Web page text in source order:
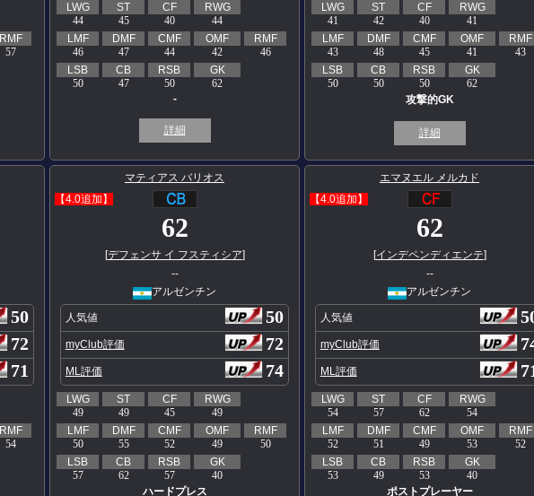
RMF
57
LWG
44
ST
45
CF
40
RWG
44
LMF
46
DMF
47
CMF
44
OMF
42
RMF
46
LSB
50
CB
47
RSB
50
GK
62
-
詳細
LWG
41
ST
42
CF
40
RWG
41
LMF
43
DMF
48
CMF
45
OMF
41
RMF
43
LSB
50
CB
50
RSB
50
GK
62
攻撃的GK
詳細
50
72
71
RMF
54
マティアス バリオス
【4.0追加】
62
[デフェンサ イ フスティシア]
--
アルゼンチン
人気値 50
myClub評価 72
ML評価 74
LWG
49
ST
49
CF
45
RWG
49
LMF
50
DMF
55
CMF
52
OMF
49
RMF
50
LSB
57
CB
62
RSB
57
GK
40
ハードプレス
エマヌエル メルカド
【4.0追加】
62
[インデペンディエンテ]
--
アルゼンチン
人気値
myClub評価
ML評価
LWG
54
ST
57
CF
62
RWG
54
LMF
52
DMF
51
CMF
49
OMF
53
RMF
52
LSB
53
CB
49
RSB
53
GK
40
ポストプレーヤー